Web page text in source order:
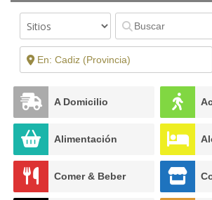
A Domicilio
Alimentación
Comer & Beber